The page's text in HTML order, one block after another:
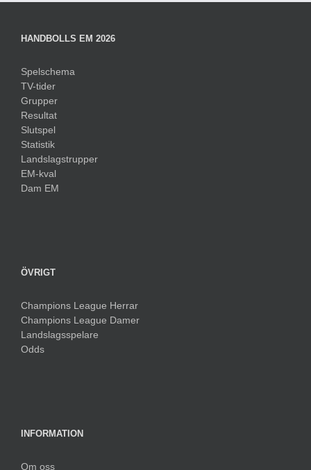
HANDBOLLS EM 2026
Spelschema
TV-tider
Grupper
Resultat
Slutspel
Statistik
Landslagstrupper
EM-kval
Dam EM
ÖVRIGT
Champions League Herrar
Champions League Damer
Landslagsspelare
Odds
INFORMATION
Om oss